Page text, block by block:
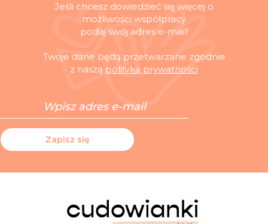
Jeśli chcesz dowiedzieć się więcej o
możliwości współpracy
podaj swój adres e-mail!
Twoje dane będą przetwarzane zgodnie
z naszą polityką prywatności
Zapisz się